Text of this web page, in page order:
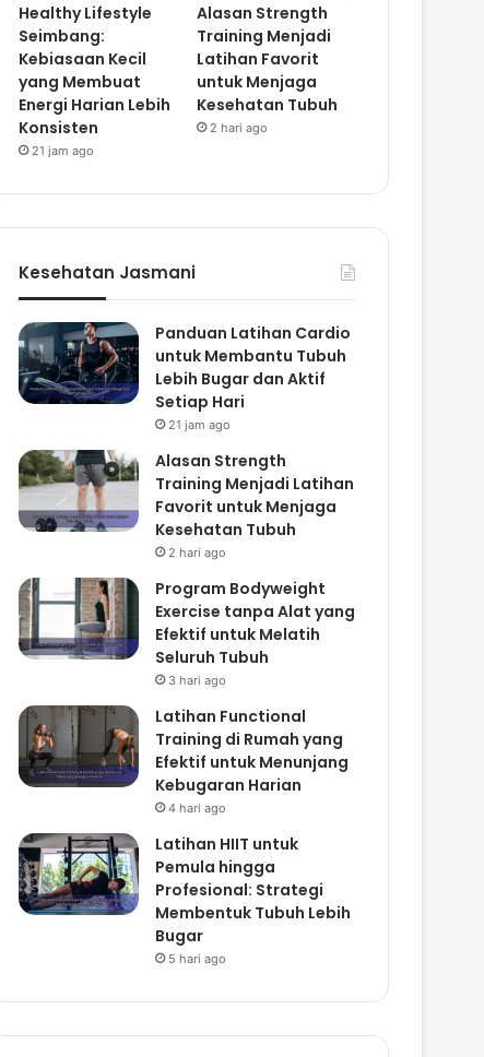
Healthy Lifestyle
Seimbang:
Kebiasaan Kecil
yang Membuat
Energi Harian Lebih
Konsisten
21 jam ago
Alasan Strength
Training Menjadi
Latihan Favorit
untuk Menjaga
Kesehatan Tubuh
2 hari ago
Kesehatan Jasmani
Panduan Latihan Cardio
untuk Membantu Tubuh
Lebih Bugar dan Aktif
Setiap Hari
21 jam ago
Alasan Strength
Training Menjadi Latihan
Favorit untuk Menjaga
Kesehatan Tubuh
2 hari ago
Program Bodyweight
Exercise tanpa Alat yang
Efektif untuk Melatih
Seluruh Tubuh
3 hari ago
Latihan Functional
Training di Rumah yang
Efektif untuk Menunjang
Kebugaran Harian
4 hari ago
Latihan HIIT untuk
Pemula hingga
Profesional: Strategi
Membentuk Tubuh Lebih
Bugar
5 hari ago